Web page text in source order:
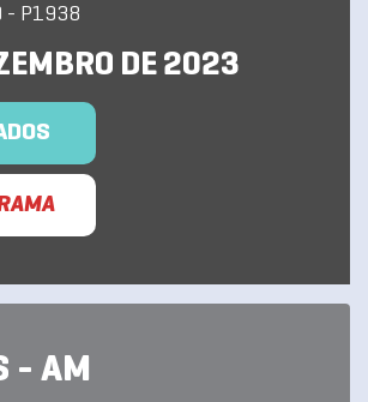
- P1938
DE 2023
- AM